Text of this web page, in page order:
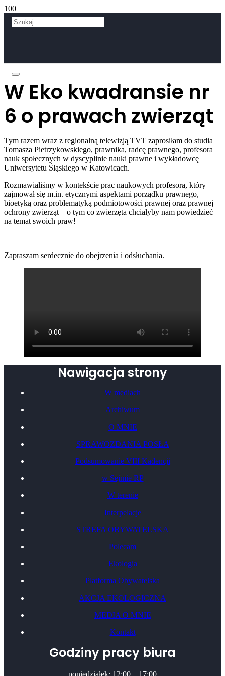
W Eko kwadransie nr
6 o prawach zwierząt
Tym razem wraz z regionalną telewizją TVT zaprosiłam do studia
Tomasza Pietrzykowskiego, prawnika, radcę prawnego, profesora
nauk społecznych w dyscyplinie nauki prawne i wykładowcę
Uniwersytetu Śląskiego w Katowicach.
Rozmawialiśmy w kontekście prac naukowych profesora, który
zajmował się m.in. etycznymi aspektami porządku prawnego,
bioetyką oraz problematyką podmiotowości prawnej oraz prawnej
ochrony zwierząt – o tym co zwierzęta chciałyby nam powiedzieć
na temat swoich praw!
Zapraszam serdecznie do obejrzenia i odsłuchania.
Nawigacja strony
W mediach
Archiwum
O MNIE
SPRAWOZDANIA POSŁA
Podsumowanie VIII Kadencji
w Sejmie RP
W terenie
Interpelacje
STREFA OBYWATELSKA
Polecam
Ekologia
Platforma Obywatelska
AKCJA EKOLOGICZNA
MEDIA O MNIE
Kontakt
Godziny pracy biura
poniedziałek: 12:00 – 17:00